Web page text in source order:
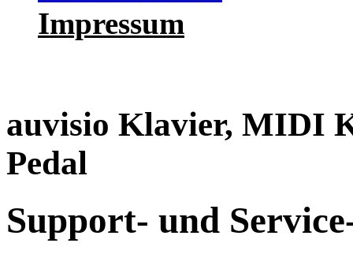
Impressum
auvisio Klavier, MIDI
Pedal
Support- und